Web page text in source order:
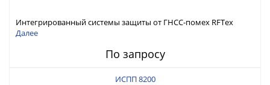
Интегрированный системы защиты от ГНСС-помех RFТех
ИСПП 8300
Далее
По запросу
ИСПП 8200